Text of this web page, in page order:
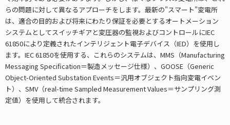
らの問題に対して異なるアプローチをします。最新の"スマート"変電所
は、適合の目的および将来にわたり保証を必要とするオートメーション
システムとしてスイッチギアと変圧器の監視およびコントロールにIEC
61850により定義されたインテリジェント電子デバイス（IED）を使用し
ます。IEC 61850を使用する、これらのシステムは、MMS（Manufacturing
Messaging Specification＝製造メッセージ仕様）、GOOSE（Generic
Object-Oriented Substation Events＝汎用オブジェクト指向変電イベン
ト）、SMV（real-time Sampled Measurement Values＝サンプリング測
定値）を使用して統合されます。